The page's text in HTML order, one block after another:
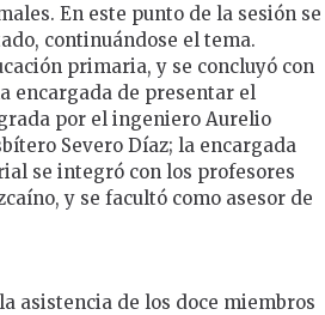
En este punto de la sesión se
continuándose el tema.
primaria, y se concluyó con
encargada de presentar el
por el ingeniero Aurelio
Severo Díaz; la encargada
se integró con los profesores
y se facultó como asesor de
asistencia de los doce miembros